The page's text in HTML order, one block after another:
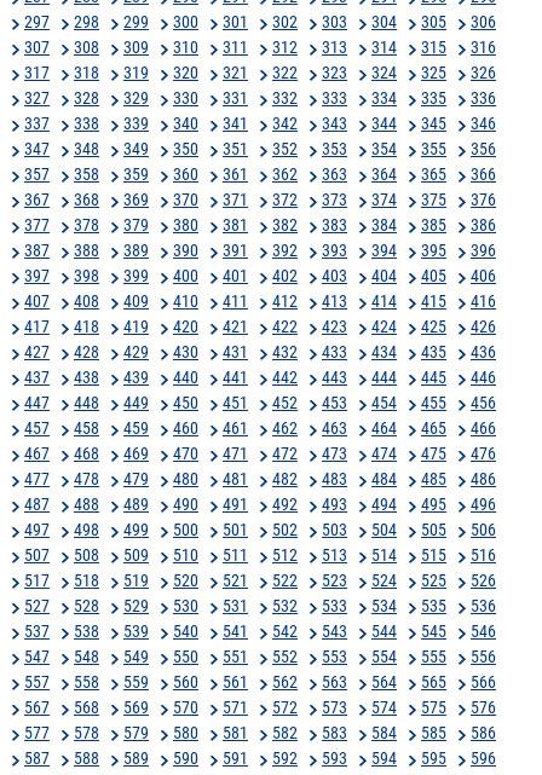
297
298 299 300 301 302 303 304 305
306
307
308 309 310 311 312 313 314 315
316
317
318 319 320 321 322 323 324 325
326
327
328 329 330 331 332 333 334 335
336
337
338 339 340 341 342 343 344 345
346
347
348 349 350 351 352 353 354 355
356
357
358 359 360 361 362 363 364 365
366
367
368 369 370 371 372 373 374 375
376
377
378 379 380 381 382 383 384 385
386
387
388 389 390 391 392 393 394 395
396
397
398 399 400 401 402 403 404 405
406
407
408 409 410 411 412 413 414 415
416
417
418 419 420 421 422 423 424 425
426
427
428 429 430 431 432 433 434 435
436
437
438 439 440 441 442 443 444 445
446
447
448 449 450 451 452 453 454 455
456
457
458 459 460 461 462 463 464 465
466
467
468 469 470 471 472 473 474 475
476
477
478 479 480 481 482 483 484 485
486
487
488 489 490 491 492 493 494 495
496
497
498 499 500 501 502 503 504 505
506
507
508 509 510 511 512 513 514 515
516
517
518 519 520 521 522 523 524 525
526
527
528 529 530 531 532 533 534 535
536
537
538 539 540 541 542 543 544 545
546
547
548 549 550 551 552 553 554 555
556
557
558 559 560 561 562 563 564 565
566
567
568 569 570 571 572 573 574 575
576
577
578 579 580 581 582 583 584 585
586
587
588 589 590 591 592 593 594 595
596